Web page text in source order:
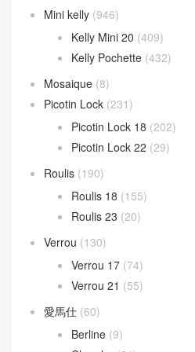
Mini kelly (946)
Kelly Mini 20 (409)
Kelly Pochette (432)
Mosaique (8)
Picotin Lock (231)
Picotin Lock 18 (202)
Picotin Lock 22 (29)
Roulis (190)
Roulis 18 (155)
Roulis 23 (20)
Verrou (130)
Verrou 17 (74)
Verrou 21 (55)
愛馬仕 (60)
Berline (9)